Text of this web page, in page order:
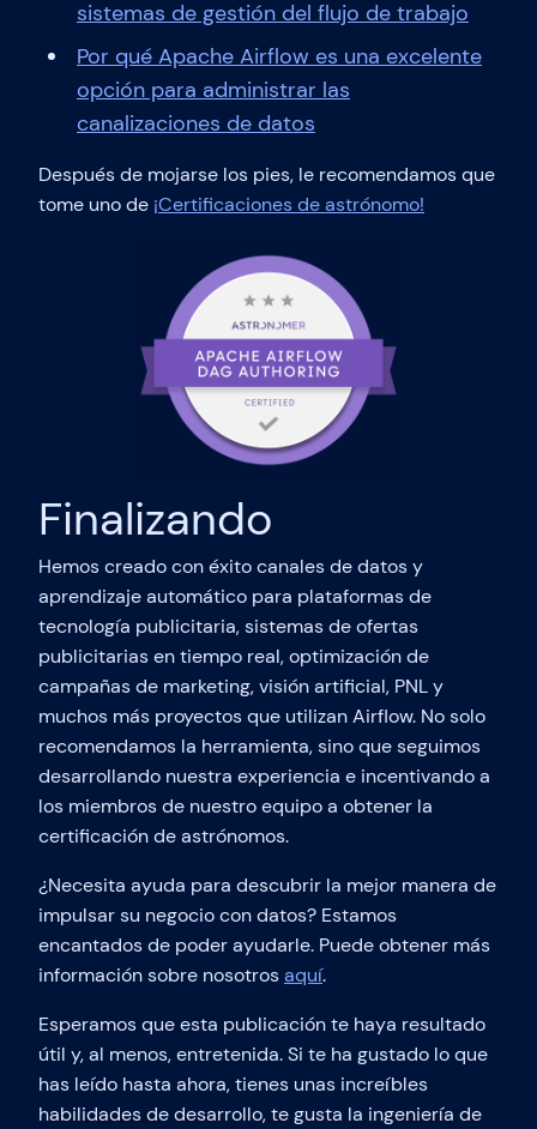
sistemas de gestión del flujo de trabajo
Por qué Apache Airflow es una excelente
opción para administrar las
canalizaciones de datos
Después de mojarse los pies, le recomendamos que
tome uno de ¡Certificaciones de astrónomo!
Finalizando
Hemos creado con éxito canales de datos y
aprendizaje automático para plataformas de
tecnología publicitaria, sistemas de ofertas
publicitarias en tiempo real, optimización de
campañas de marketing, visión artificial, PNL y
muchos más proyectos que utilizan Airflow. No solo
recomendamos la herramienta, sino que seguimos
desarrollando nuestra experiencia e incentivando a
los miembros de nuestro equipo a obtener la
certificación de astrónomos.
¿Necesita ayuda para descubrir la mejor manera de
impulsar su negocio con datos? Estamos
encantados de poder ayudarle. Puede obtener más
información sobre nosotrosaquí.
Esperamos que esta publicación te haya resultado
útil y, al menos, entretenida. Si te ha gustado lo que
has leído hasta ahora, tienes unas increíbles
habilidades de desarrollo, te gusta la ingeniería de